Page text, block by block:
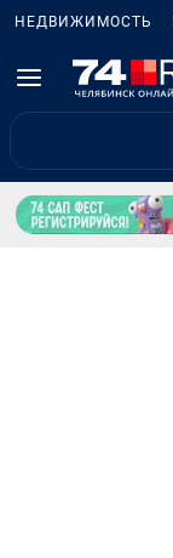
НЕДВИЖИМОСТЬ